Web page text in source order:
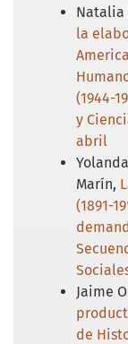
Natalia
la
(1944-
y
abril
Marín,
(1891-
Jaime
de